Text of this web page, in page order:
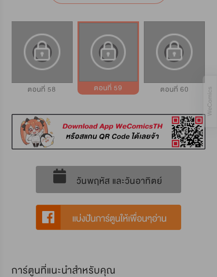
ตอนที่ 58 ตอนที่ 59 ตอนที่ 60
วันพฤหัส และวันอาทิตย์
การ์ตูนที่แนะนำสำหรับคุณ